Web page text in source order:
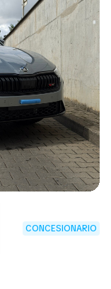
CONCESIONARIO